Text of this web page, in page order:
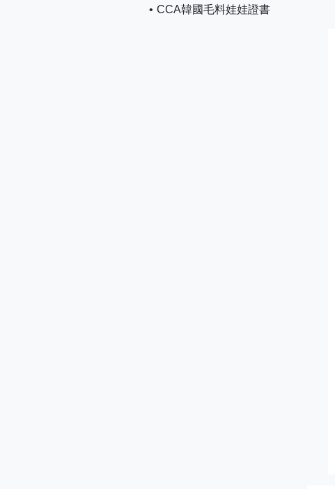
CCA韓國毛料娃娃證書